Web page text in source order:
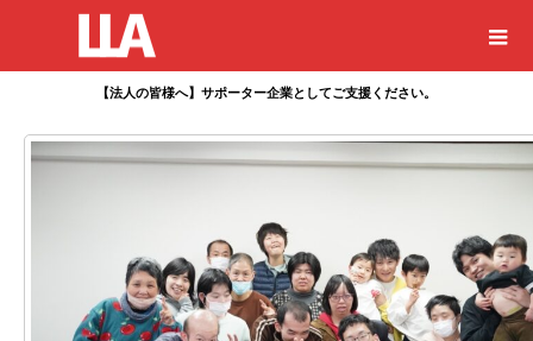
【法人の皆様へ】サポーター企業としてご支援ください。